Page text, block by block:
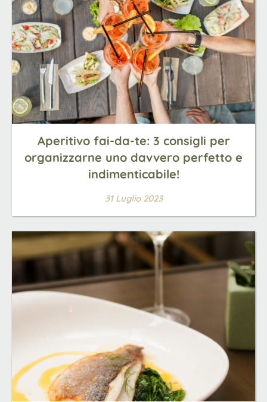
Aperitivo fai-da-te: 3 consigli per
organizzarne uno davvero perfetto e
indimenticabile!
31 Luglio 2023